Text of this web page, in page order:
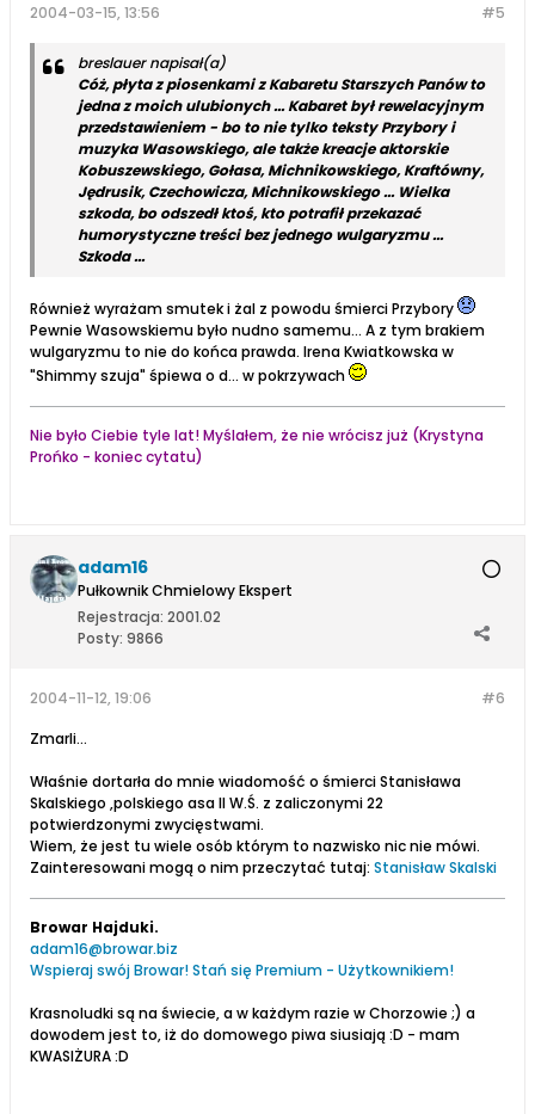
#5
2004-03-15, 13:56
breslauer napisał(a)
Cóż, płyta z piosenkami z Kabaretu Starszych Panów to
jedna z moich ulubionych ... Kabaret był rewelacyjnym
przedstawieniem - bo to nie tylko teksty Przybory i
muzyka Wasowskiego, ale także kreacje aktorskie
Kobuszewskiego, Gołasa, Michnikowskiego, Kraftówny,
Jędrusik, Czechowicza, Michnikowskiego ... Wielka
szkoda, bo odszedł ktoś, kto potrafił przekazać
humorystyczne treści bez jednego wulgaryzmu ...
Szkoda ...
Również wyrażam smutek i żal z powodu śmierci Przybory
Pewnie Wasowskiemu było nudno samemu... A z tym brakiem
wulgaryzmu to nie do końca prawda. Irena Kwiatkowska w
"Shimmy szuja" śpiewa o d... w pokrzywach
Nie było Ciebie tyle lat! Myślałem, że nie wrócisz już (Krystyna
Prońko - koniec cytatu)
adam16
Pułkownik Chmielowy Ekspert
Rejestracja: 2001.02
Posty: 9866
#6
2004-11-12, 19:06
Zmarli...
Właśnie dortarła do mnie wiadomość o śmierci Stanisława
Skalskiego ,polskiego asa II W.Ś. z zaliczonymi 22
potwierdzonymi zwycięstwami.
Wiem, że jest tu wiele osób którym to nazwisko nic nie mówi.
Zainteresowani mogą o nim przeczytać tutaj: Stanisław Skalski
Browar Hajduki.
adam16@browar.biz
Wspieraj swój Browar! Stań się Premium - Użytkownikiem!
Krasnoludki są na świecie, a w każdym razie w Chorzowie ;) a
dowodem jest to, iż do domowego piwa siusiają :D - mam
KWASIŻURA :D